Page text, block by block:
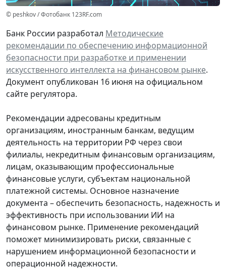
© peshkov / Фотобанк 123RF.com
Банк России разработал Методические
рекомендации по обеспечению информационной
безопасности при разработке и применении
искусственного интеллекта на финансовом рынке.
Документ опубликован 16 июня на официальном
сайте регулятора.
Рекомендации адресованы кредитным
организациям, иностранным банкам, ведущим
деятельность на территории РФ через свои
филиалы, некредитным финансовым организациям,
лицам, оказывающим профессиональные
финансовые услуги, субъектам национальной
платежной системы. Основное назначение
документа – обеспечить безопасность, надежность и
эффективность при использовании ИИ на
финансовом рынке. Применение рекомендаций
поможет минимизировать риски, связанные с
нарушением информационной безопасности и
операционной надежности.